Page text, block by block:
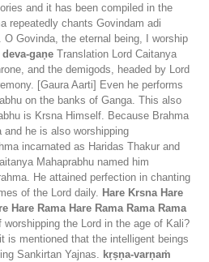
and it has been compiled in the
repeatedly chants Govindam adi
O Govinda, the eternal being, I worship
gaṇe Translation Lord Caitanya
and the demigods, headed by Lord
[Gaura Aarti] Even he performs
on the banks of Ganga. This also
is Krsna Himself. Because Brahma
and he is also worshipping
incarnated as Haridas Thakur and
Mahaprabhu named him
He attained perfection in chanting
of the Lord daily. Hare Krsna Hare
Hare Rama Hare Rama Rama Rama
the Lord in the age of Kali?
is mentioned that the intelligent beings
Sankirtan Yajnas.
kṛṣṇa-varṇaṁ